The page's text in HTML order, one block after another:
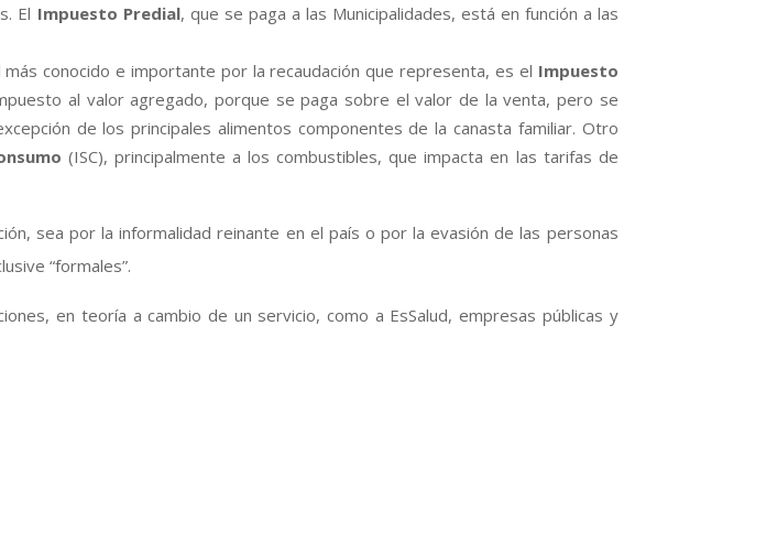
El Impuesto Predial, que se paga a las Municipalidades, está en función a las
conocido e importante por la recaudación que representa, es el Impuesto
al valor agregado, porque se paga sobre el valor de la venta, pero se
de los principales alimentos componentes de la canasta familiar. Otro
(ISC), principalmente a los combustibles, que impacta en las tarifas de
sea por la informalidad reinante en el país o por la evasión de las personas
“formales”.
en teoría a cambio de un servicio, como a EsSalud, empresas públicas y